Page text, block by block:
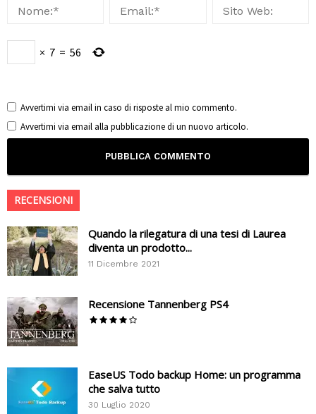
× 7 = 56
Avvertimi via email in caso di risposte al mio commento.
Avvertimi via email alla pubblicazione di un nuovo articolo.
RECENSIONI
Quando la rilegatura di una tesi di Laurea
diventa un prodotto...
11 Dicembre 2021
Recensione Tannenberg PS4
EaseUS Todo backup Home: un programma
che salva tutto
30 Luglio 2020